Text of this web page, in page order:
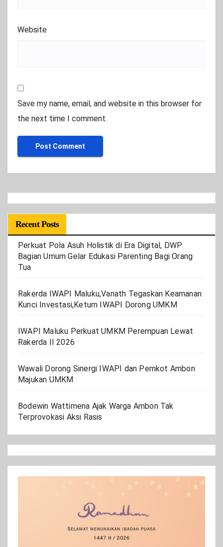
Website
Save my name, email, and website in this browser for
the next time I comment.
Recent Posts
Perkuat Pola Asuh Holistik di Era Digital, DWP
Bagian Umum Gelar Edukasi Parenting Bagi Orang
Tua
Rakerda IWAPI Maluku,Vanath Tegaskan Keamanan
Kunci Investasi,Ketum IWAPI Dorong UMKM
IWAPI Maluku Perkuat UMKM Perempuan Lewat
Rakerda II 2026
Wawali Dorong Sinergi IWAPI dan Pemkot Ambon
Majukan UMKM
Bodewin Wattimena Ajak Warga Ambon Tak
Terprovokasi Aksi Rasis